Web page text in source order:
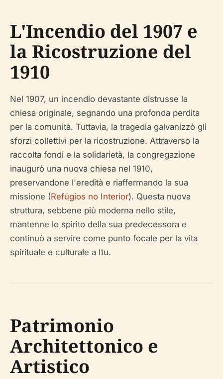
L'Incendio del 1907 e
la Ricostruzione del
1910
Nel 1907, un incendio devastante distrusse la
chiesa originale, segnando una profonda perdita
per la comunità. Tuttavia, la tragedia galvanizzò gli
sforzi collettivi per la ricostruzione. Attraverso la
raccolta fondi e la solidarietà, la congregazione
inaugurò una nuova chiesa nel 1910,
preservandone l'eredità e riaffermando la sua
missione (Refúgios no Interior). Questa nuova
struttura, sebbene più moderna nello stile,
mantenne lo spirito della sua predecessora e
continuò a servire come punto focale per la vita
spirituale e culturale a Itu.
Patrimonio
Architettonico e
Artistico